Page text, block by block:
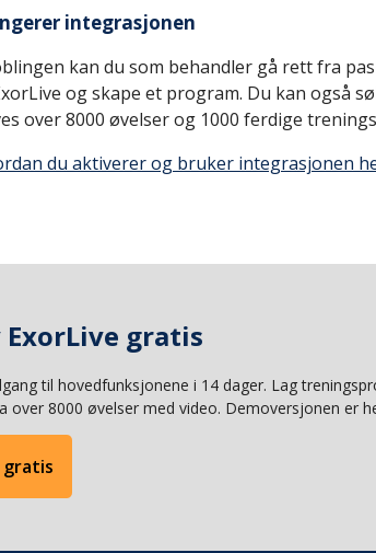
integrasjonen
kan du som behandler gå rett fra
og skape et program. Du kan også
over 8000 øvelser og 1000 ferdige
du aktiverer og bruker integrasjonen
ExorLive gratis
til hovedfunksjonene i 14 dager. Lag
over 8000 øvelser med video. Demoversjonen er
gratis